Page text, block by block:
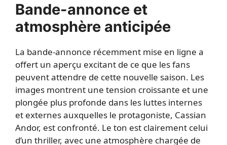
Bande-annonce et
atmosphère anticipée
La bande-annonce récemment mise en ligne a
offert un aperçu excitant de ce que les fans
peuvent attendre de cette nouvelle saison. Les
images montrent une tension croissante et une
plongée plus profonde dans les luttes internes
et externes auxquelles le protagoniste, Cassian
Andor, est confronté. Le ton est clairement celui
d’un thriller, avec une atmosphère chargée de